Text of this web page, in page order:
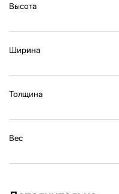
Высота
Ширина
Толщина
Вес